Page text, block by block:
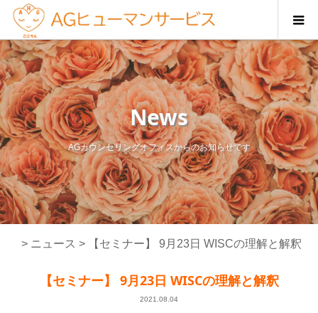
News
AGカウンセリングオフィスからのお知らせです
> ニュース > 【セミナー】 9月23日 WISCの理解と解釈
【セミナー】 9月23日 WISCの理解と解釈
2021.08.04